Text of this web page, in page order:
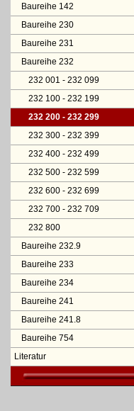
Baureihe 142
Baureihe 230
Baureihe 231
Baureihe 232
232 001 - 232 099
232 100 - 232 199
232 200 - 232 299
232 300 - 232 399
232 400 - 232 499
232 500 - 232 599
232 600 - 232 699
232 700 - 232 709
232 800
Baureihe 232.9
Baureihe 233
Baureihe 234
Baureihe 241
Baureihe 241.8
Baureihe 754
Literatur